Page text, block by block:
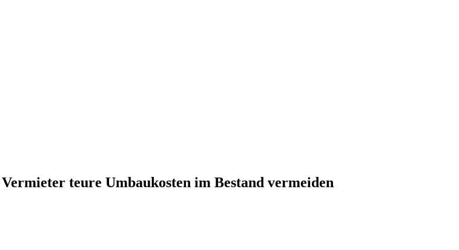
teure Umbaukosten im Bestand vermeiden